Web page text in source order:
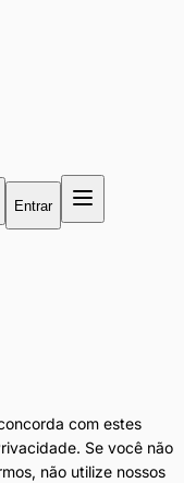
Entrar
com estes
Se você não
não utilize nossos